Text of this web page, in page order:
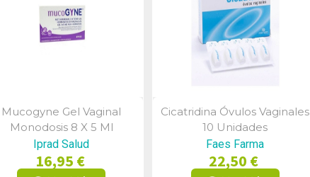
Vista Rápida
Mucogyne Gel Vaginal
Monodosis 8 X 5 Ml
Iprad Salud
16,95 €
Vista Rápida
Cicatridina Óvulos Vaginales
10 Unidades
Faes Farma
22,50 €